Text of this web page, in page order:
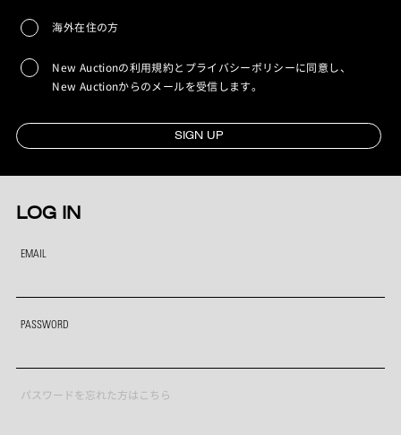
海外在住の方
New Auctionの利用規約とプライバシーポリシーに同意し、
New Auctionからのメールを受信します。
SIGN UP
LOG IN
EMAIL
PASSWORD
パスワードを忘れた方はこちら